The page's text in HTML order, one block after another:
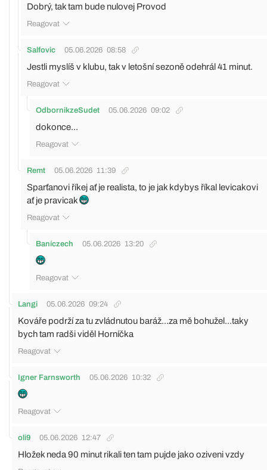
Dobrý, tak tam bude nulovej Provod
Reagovat
Salfovic 05.06.2026 08:58
Jestli myslíš v klubu, tak v letošní sezoně odehrál 41 minut.
Reagovat
OdbornikzeSudet 05.06.2026 09:02
dokonce...
Reagovat
Remt 05.06.2026 11:39
Sparťanovi říkej ať je realista, to je jak kdybys říkal levicakovi
ať je pravicak
Reagovat
Baníczech 05.06.2026 13:20
Reagovat
Langi 05.06.2026 09:24
Kováře podrží za tu zvládnutou baráž...za mě bohužel...taky
bych tam radši viděl Horníčka
Reagovat
Igner Farnsworth 05.06.2026 10:32
Reagovat
oli9 05.06.2026 12:47
Hložek neda 90 minut rikali ten tam pujde jako oziveni vzdy